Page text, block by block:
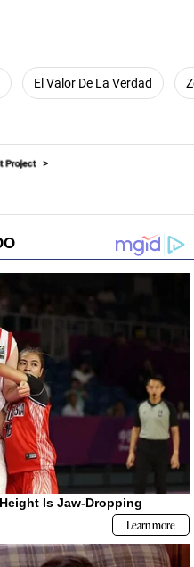
El Valor De La Verdad